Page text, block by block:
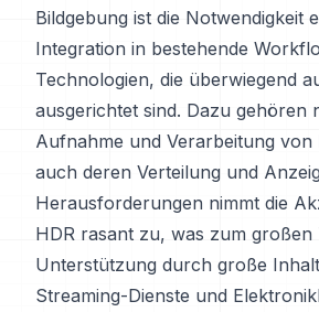
Bildgebung ist die Notwendigkeit
Integration in bestehende
Technologien, die überwiegend
ausgerichtet sind. Dazu gehören
Aufnahme und Verarbeitung von
auch deren Verteilung und
Herausforderungen nimmt die
HDR rasant zu, was zum großen
Unterstützung durch große
Streaming-Dienste und